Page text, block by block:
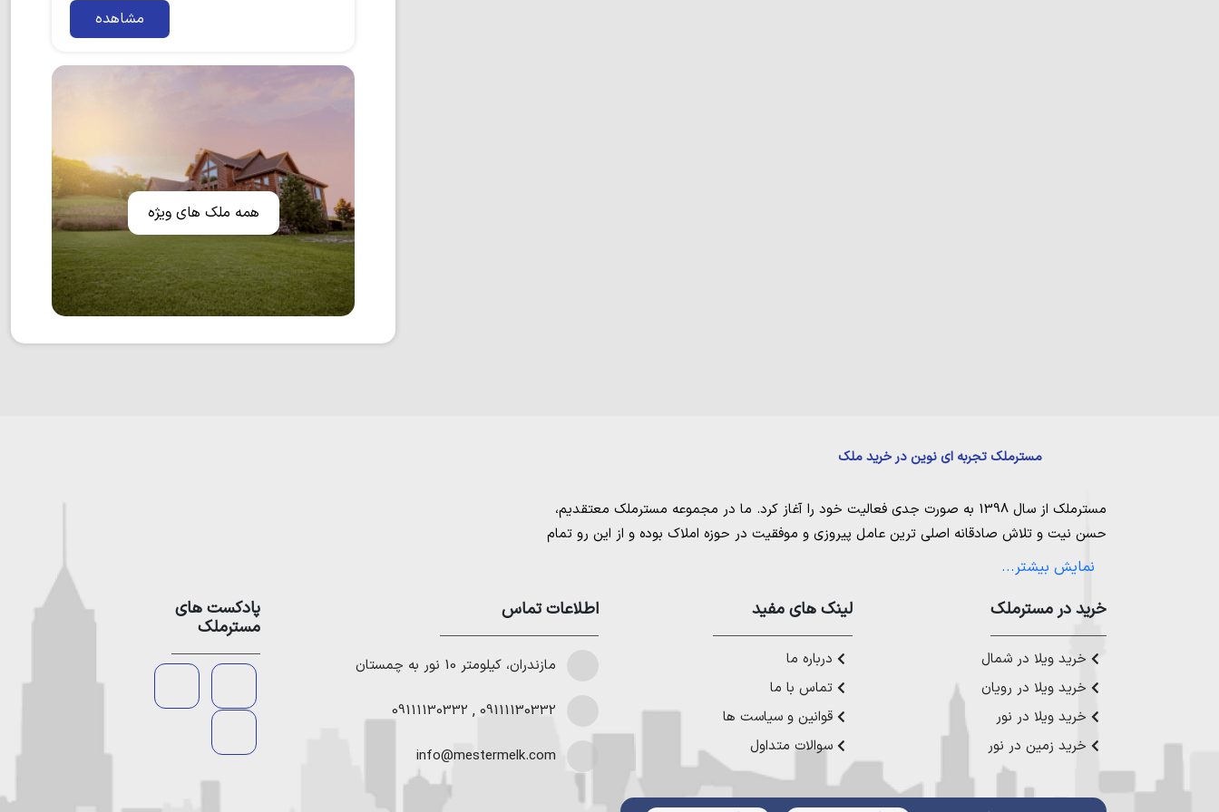
مشاهده
همه ملک های ویژه
مسترملک تجربه ای نوین در خرید ملک
مسترملک از سال 1398 به صورت جدی فعالیت خود را آغاز کرد. ما در مجموعه مسترملک معتقدیم،
حسن نیت و تلاش صادقانه اصلی ترین عامل پیروزی و موفقیت در حوزه املاک بوده و از این رو تمام
مساعی خویش را به کار میگیریم تا بتوانیم با صداقت کامل بهترین ها را برای مشتریانمان به ارمغان
ملک در شمال،خرید زمین در نور خرید زمین در چمستان،خرید زمین در نوشهر
خرید زمین در
رویان،خرید زمین در محمودآباد خرید ویلا در شمال،خرید ویلا در نور
خرید ویلا در
چمستان ،خرید ویلا در نوشهر خرید ویلا در محمودآبادو
عزیز خدمت کنیم.
نمایش بیشتر...
خرید در مستر‌ملک
خرید ویلا در شمال
خرید ویلا در رویان
خرید ویلا در نور
خرید زمین در نور
لینک های مفید
درباره ما
تماس با ما
قوانین و سیاست ها
سوالات متداول
اطلاعات تماس
مازندران، کیلومتر 10 نور به چمستان
09111130332
,
09111130332
info@mestermelk.com
پادکست های
مسترملک